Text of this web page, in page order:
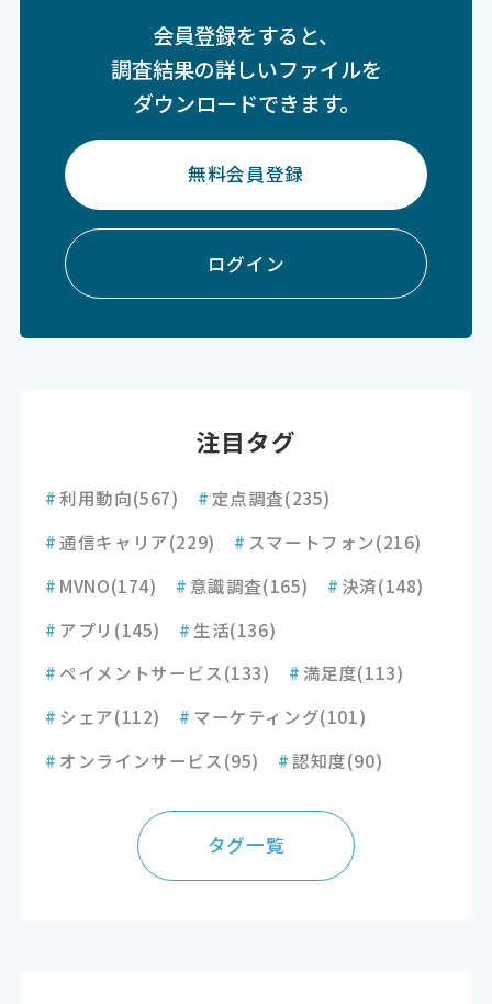
会員登録をすると、
調査結果の詳しいファイルを
ダウンロードできます。
無料会員登録
ログイン
注目タグ
#利用動向(567) # 定点調査(235)
#通信キャリア(229) # スマートフォン(216)
# MVNO(174) # 意識調査(165) # 決済(148)
# アプリ (145) # 生活(136)
# ペイメントサービス(133) #満足度(113)
# シェア(112) # マーケティング(101)
# オンラインサービス(95) #認知度(90)
タグ一覧